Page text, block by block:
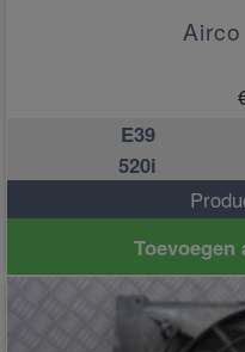
E39
520i
Toevoegen